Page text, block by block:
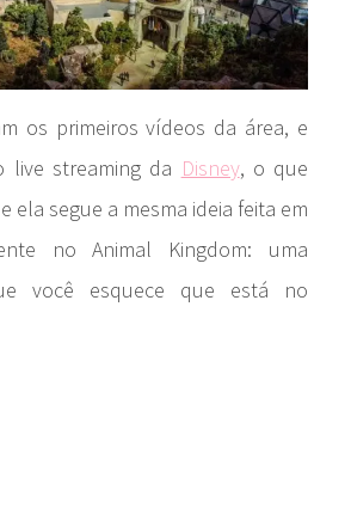
os primeiros vídeos da área, e
live streaming da Disney, o que
ela segue a mesma ideia feita em
no Animal Kingdom: uma
você esquece que está no